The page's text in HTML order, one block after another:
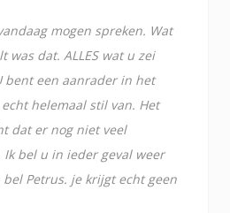
mogen spreken. Wat
was dat. ALLES wat u zei
bent een aanrader in het
helemaal stil van. Het
dat er nog niet veel
bel u in ieder geval weer
Petrus. je krijgt echt geen